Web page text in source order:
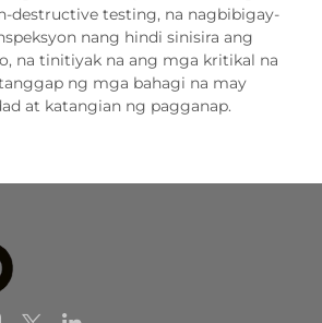
destructive testing, na nagbibigay-
nang hindi sinisira ang
na tinitiyak na ang mga kritikal na
ng mga bahagi na may
at katangian ng pagganap.